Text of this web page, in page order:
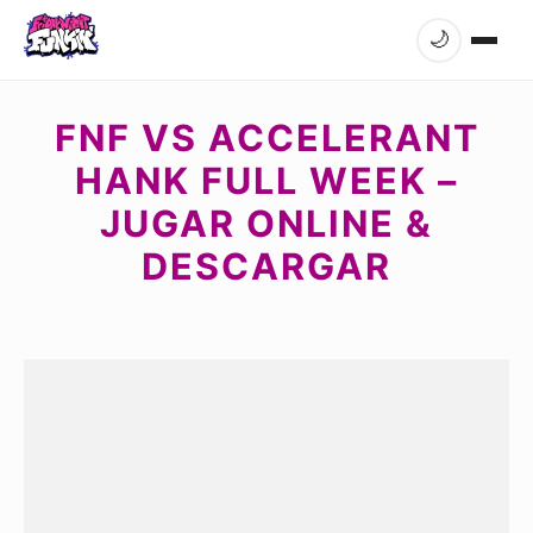
🌙
FNF VS ACCELERANT
HANK FULL WEEK –
JUGAR ONLINE &
DESCARGAR